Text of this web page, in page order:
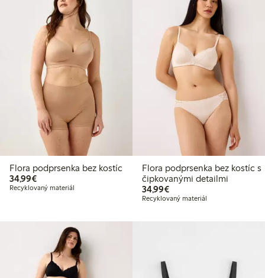
Flora podprsenka bez kostíc
34,99€34,99 €
Recyklovaný materiál
Flora podprsenka bez kostíc s
čipkovanými detailmi
34,99€34,99 €
Recyklovaný materiál